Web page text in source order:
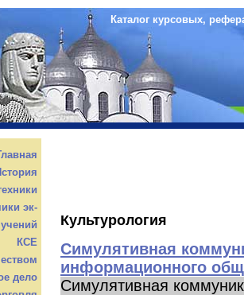
Каталог курсовых,
эк-
КСЕ
дело
Культурология
Симулятивная
информационного
Симулятивная